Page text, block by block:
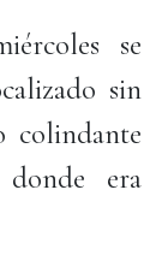
se
sin
colindante
era